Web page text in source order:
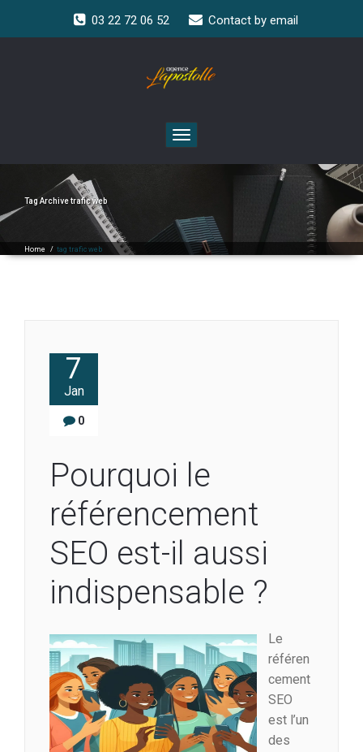
03 22 72 06 52 Contact by email
Toggle
navigation
Tag Archivetrafic web
Home / tag trafic web
7
Jan
0
Pourquoi le
référencement
SEO est-il aussi
indispensable ?
Le
référen
cement
SEO
est l’un
des